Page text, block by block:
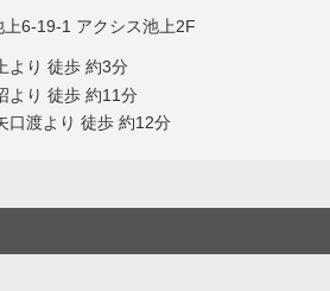
6-19-1 アクシス池上2F
より 徒歩 約3分
より 徒歩 約11分
口渡より 徒歩 約12分